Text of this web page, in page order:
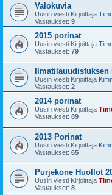
Valokuvia
Uusin viesti Kirjoittaja
Vastaukset: 9
2015 porinat
Uusin viesti Kirjoittaja
Vastaukset: 79
Uusin viesti Kirjoittaja
Vastaukset: 2
2014 porinat
Uusin viesti Kirjoittaja
Vastaukset: 89
2013 Porinat
Uusin viesti Kirjoittaja
Vastaukset: 65
Purjekone Huollot
Uusin viesti Kirjoittaja
Vastaukset: 8